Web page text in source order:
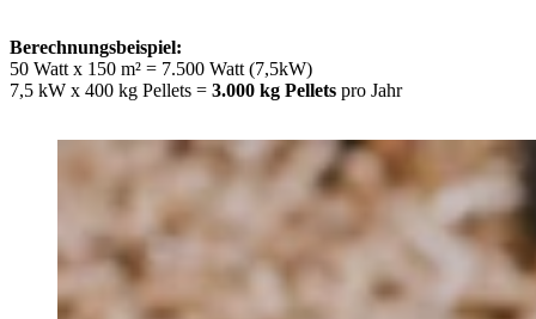
Berechnungsbeispiel:
50 Watt x 150 m² = 7.500 Watt (7,5kW)
7,5 kW x 400 kg Pellets = 3.000 kg Pellets pro Jahr